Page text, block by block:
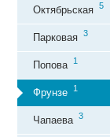
Октябрьская 5
Парковая 3
Попова 1
Фрунзе 1
Чапаева 3